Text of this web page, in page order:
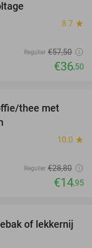
8.7 star
Regulier €57,50
€36,50
thee met
10.0 star
Regulier €28,80
€14,95
25%
of lekkernij